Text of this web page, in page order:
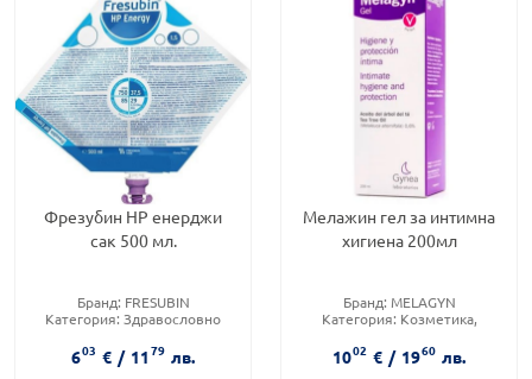
Фрезубин НР енерджи
сак 500 мл.
Бранд: FRESUBIN
Категория: Здравословно
603 € / 1179 лв.
Мелажин гел за интимна
хигиена 200мл
Бранд: MELAGYN
Категория: Козметика,
Тип козметика:Масова
козметика
1002 € / 1960 лв.